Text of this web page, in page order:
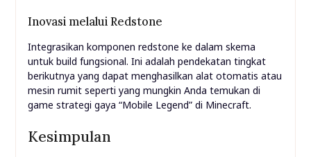
Inovasi melalui Redstone
Integrasikan komponen redstone ke dalam skema
untuk build fungsional. Ini adalah pendekatan tingkat
berikutnya yang dapat menghasilkan alat otomatis atau
mesin rumit seperti yang mungkin Anda temukan di
game strategi gaya “Mobile Legend” di Minecraft.
Kesimpulan